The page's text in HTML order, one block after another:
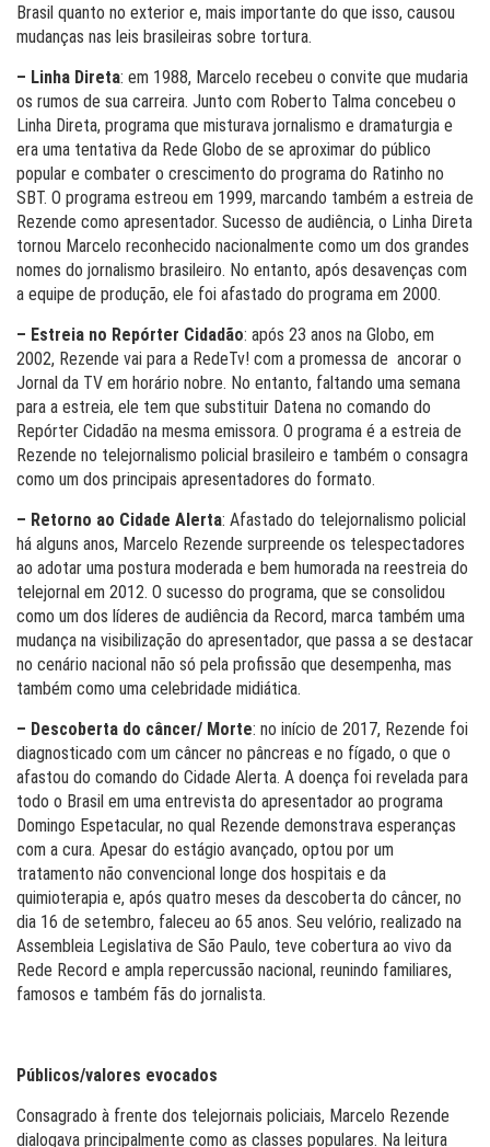
Brasil quanto no exterior e, mais importante do que isso, causou
mudanças nas leis brasileiras sobre tortura.
– Linha Direta: em 1988, Marcelo recebeu o convite que mudaria
os rumos de sua carreira. Junto com Roberto Talma concebeu o
Linha Direta, programa que misturava jornalismo e dramaturgia e
era uma tentativa da Rede Globo de se aproximar do público
popular e combater o crescimento do programa do Ratinho no
SBT. O programa estreou em 1999, marcando também a estreia de
Rezende como apresentador. Sucesso de audiência, o Linha Direta
tornou Marcelo reconhecido nacionalmente como um dos grandes
nomes do jornalismo brasileiro. No entanto, após desavenças com
a equipe de produção, ele foi afastado do programa em 2000.
– Estreia no Repórter Cidadão: após 23 anos na Globo, em
2002, Rezende vai para a RedeTv! com a promessa de ancorar o
Jornal da TV em horário nobre. No entanto, faltando uma semana
para a estreia, ele tem que substituir Datena no comando do
Repórter Cidadão na mesma emissora. O programa é a estreia de
Rezende no telejornalismo policial brasileiro e também o consagra
como um dos principais apresentadores do formato.
– Retorno ao Cidade Alerta: Afastado do telejornalismo policial
há alguns anos, Marcelo Rezende surpreende os telespectadores
ao adotar uma postura moderada e bem humorada na reestreia do
telejornal em 2012. O sucesso do programa, que se consolidou
como um dos líderes de audiência da Record, marca também uma
mudança na visibilização do apresentador, que passa a se destacar
no cenário nacional não só pela profissão que desempenha, mas
também como uma celebridade midiática.
– Descoberta do câncer/ Morte: no início de 2017, Rezende foi
diagnosticado com um câncer no pâncreas e no fígado, o que o
afastou do comando do Cidade Alerta. A doença foi revelada para
todo o Brasil em uma entrevista do apresentador ao programa
Domingo Espetacular, no qual Rezende demonstrava esperanças
com a cura. Apesar do estágio avançado, optou por um
tratamento não convencional longe dos hospitais e da
quimioterapia e, após quatro meses da descoberta do câncer, no
dia 16 de setembro, faleceu ao 65 anos. Seu velório, realizado na
Assembleia Legislativa de São Paulo, teve cobertura ao vivo da
Rede Record e ampla repercussão nacional, reunindo familiares,
famosos e também fãs do jornalista.
Públicos/valores evocados
Consagrado à frente dos telejornais policiais, Marcelo Rezende
dialogava principalmente como as classes populares. Na leitura